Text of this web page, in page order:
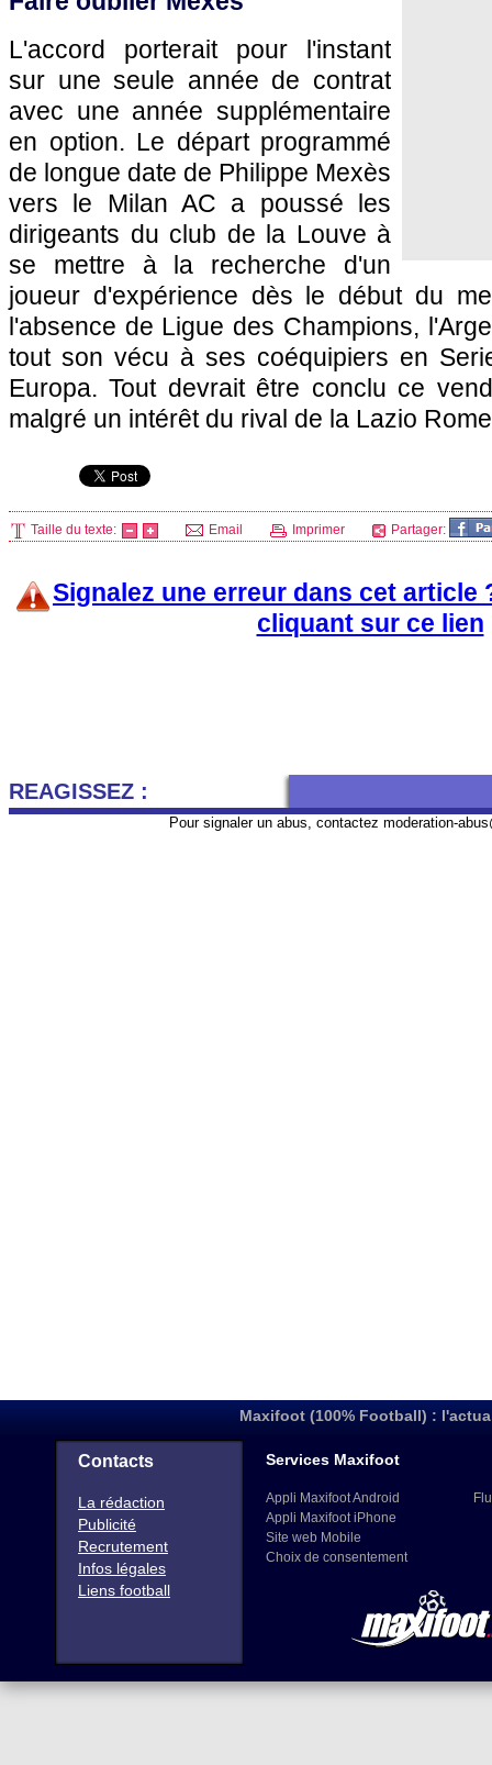
L'accord porterait pour l'instant
sur une seule année de contrat
avec une année supplémentaire
en option. Le départ programmé
de longue date de Philippe Mexès
vers le Milan AC a poussé les
dirigeants du club de la Louve à
se mettre à la recherche d'un
joueur d'expérience dès le début du
l'absence de Ligue des Champions,
tout son vécu à ses coéquipiers en
Europa. Tout devrait être conclu ce
malgré un intérêt du rival de la Lazio
Taille du texte: Email Imprimer Partager:
Signalez une erreur dans cet article
cliquant sur ce lien
REAGISSEZ :
Pour signaler un abus, contactez moderation-
Maxifoot (100% Football) :
Contacts
La rédaction
Publicité
Recrutement
Infos légales
Liens football
Services Maxifoot
Appli Maxifoot Android
Appli Maxifoot iPhone
Site web Mobile
Choix de consentement